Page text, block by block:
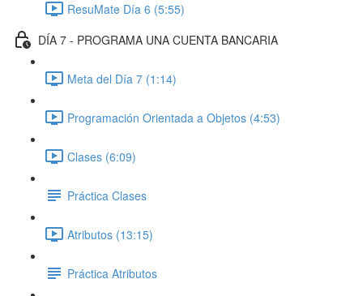
ResuMate Día 6 (5:55)
DÍA 7 - PROGRAMA UNA CUENTA BANCARIA
Meta del Día 7 (1:14)
Programación Orientada a Objetos (4:53)
Clases (6:09)
Práctica Clases
Atributos (13:15)
Práctica Atributos